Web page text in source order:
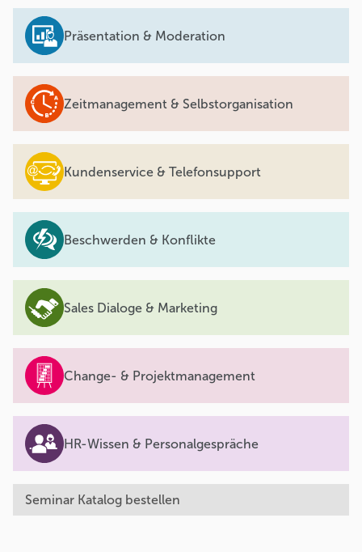
Präsentation & Moderation
Zeitmanagement & Selbstorganisation
Kundenservice & Telefonsupport
Beschwerden & Konflikte
Sales Dialoge & Marketing
Change- & Projektmanagement
HR-Wissen & Personalgespräche
Seminar Katalog bestellen